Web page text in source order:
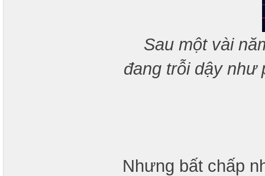
Sau một vài
đang trỗi dậy như
Nhưng bất chấp